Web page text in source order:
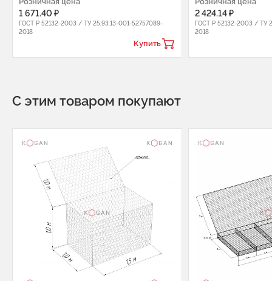
1 671.40 ₽
ГОСТ Р 52132-2003 / ТУ 25.93.13-001-52757089-
2018
Купить
2 424.14 ₽
ГОСТ Р 52132-2003 / ТУ
2018
С этим товаром покупают